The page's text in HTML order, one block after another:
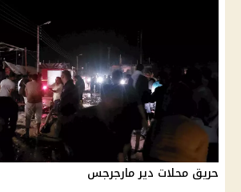
حريق محلات دير مارجرجس